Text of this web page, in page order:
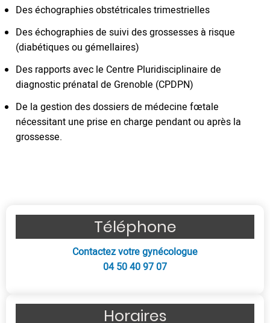
Des échographies obstétricales trimestrielles
Des échographies de suivi des grossesses à risque
(diabétiques ou gémellaires)
Des rapports avec le Centre Pluridisciplinaire de
diagnostic prénatal de Grenoble (CPDPN)
De la gestion des dossiers de médecine fœtale
nécessitant une prise en charge pendant ou après la
grossesse.
Téléphone
Contactez votre gynécologue
04 50 40 97 07
Horaires